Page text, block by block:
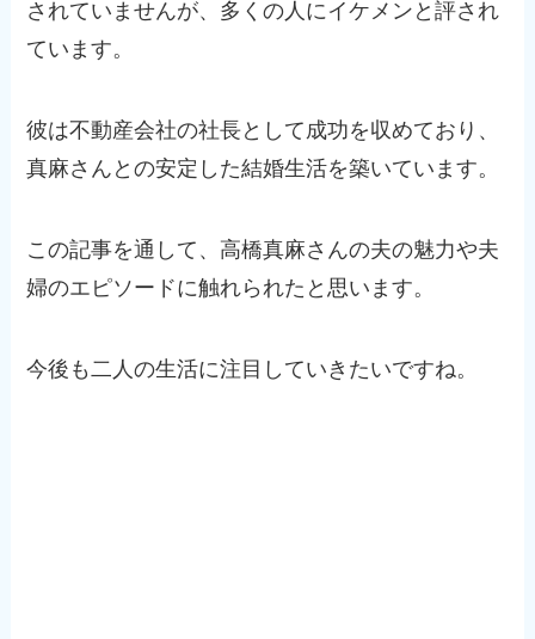
されていませんが、多くの人にイケメンと評され
ています。
彼は不動産会社の社長として成功を収めており、
真麻さんとの安定した結婚生活を築いています。
この記事を通して、高橋真麻さんの夫の魅力や夫
婦のエピソードに触れられたと思います。
今後も二人の生活に注目していきたいですね。